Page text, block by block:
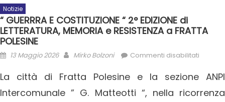
Notizie
“ GUERRRA E COSTITUZIONE “ 2° EDIZIONE di
LETTERATURA, MEMORIA e RESISTENZA a FRATTA
POLESINE
13 Maggio 2026 Mirko Bolzoni Commenti disabilitati
La città di Fratta Polesine e la sezione ANPI
Intercomunale ” G. Matteotti “, nella ricorrenza